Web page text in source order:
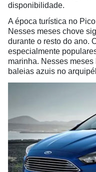
disponibilidade.
A época turística no
Nesses meses chove
durante o resto do ano.
especialmente
marinha. Nesses
baleias azuis no